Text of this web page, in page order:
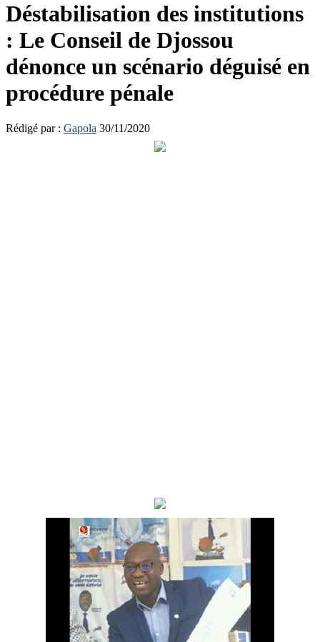
Déstabilisation des institutions
: Le Conseil de Djossou
dénonce un scénario déguisé en
procédure pénale
Rédigé par : Gapola 30/11/2020